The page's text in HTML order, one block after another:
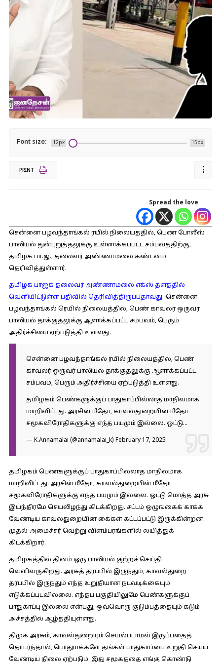
Font size: 12px 15px
PRINT
Spread the love
சென்னை பழவந்தாங்கல் ரயில் நிலையத்தில், பெண் போலீஸ்
பாலியல் துன்புறுத்தலுக்கு உள்ளாக்கப்பட்ட சம்பவத்திற்கு,
தமிழக பா.ஜ., தலைவர் அண்ணாமலை கண்டனம்
தெரிவித்துள்ளார்.
தமிழக பாஜக தலைவர் அண்ணாமலை எக்ஸ் தளத்தில்
வெளியிட்டுள்ள பதிவில் தெரிவித்திருப்பதாவது:-சென்னை
பழவந்தாங்கல் ரெயில் நிலையத்தில், பெண் காவலர் ஒருவர்
பாலியல் தாக்குதலுக்கு ஆளாக்கப்பட்ட சம்பவம், பெரும்
அதிர்ச்சியை ஏற்படுத்தி உள்ளது.
சென்னை பழவந்தாங்கல் ரயில் நிலையத்தில், பெண்
காவலர் ஒருவர் பாலியல் தாக்குதலுக்கு ஆளாக்கப்பட்ட
சம்பவம், பெரும் அதிர்ச்சியை ஏற்படுத்தி உள்ளது.
தமிழகம் பெண்களுக்குப் பாதுகாப்பில்லாத மாநிலமாக
மாறிவிட்டது. அரசின் மீதோ, காவல்துறையின் மீதோ
சமூகவிரோதிகளுக்கு எந்த பயமும் இல்லை. ஒட்டு…
— K.Annamalai (@annamalai_k) February 17, 2025
தமிழகம் பெண்களுக்குப் பாதுகாப்பில்லாத மாநிலமாக
மாறிவிட்டது. அரசின் மீதோ, காவல்துறையின் மீதோ
சமூகவிரோதிகளுக்கு எந்த பயமும் இல்லை. ஒட்டு மொத்த அரசு
இயந்திரமே செயலிழந்து கிடக்கிறது. சட்டம் ஒழுங்கைக் காக்க
வேண்டிய காவல்துறையின் கைகள் கட்டப்பட்டு இருக்கின்றன.
முதல்-அமைச்சர் வெற்று விளம்பரங்களில் லயித்துக்
கிடக்கிறார்.
தமிழகத்தில் தினம் ஒரு பாலியல் குற்றச் செய்தி
வெளிவருகிறது. அரசுத் தரப்பில் இருந்தும், காவல்துறை
தரப்பில் இருந்தும் எந்த உறுதியான நடவடிக்கையும்
எடுக்கப்படவில்லை. எந்தப் பகுதியிலுமே பெண்களுக்குப்
பாதுகாப்பு இல்லை என்பது, ஒவ்வொரு குடும்பத்தையும் கடும்
அச்சத்தில் ஆழ்த்தியுள்ளது.
திமுக அரசும், காவல்துறையும் செயல்படாமல் இருப்பதைத்
தொடர்ந்தால், பொதுமக்களே தங்கள் பாதுகாப்பை உறுதி செய்ய
வேண்டிய நிலை ஏற்படும். இது சமூகத்தை எங்கு கொண்டு